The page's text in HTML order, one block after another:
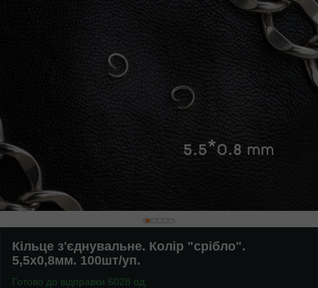
Кільце з'єднувальне. Колір "срібло".
5,5х0,8мм. 100шт/уп.
Готово до відправки 6028 од.